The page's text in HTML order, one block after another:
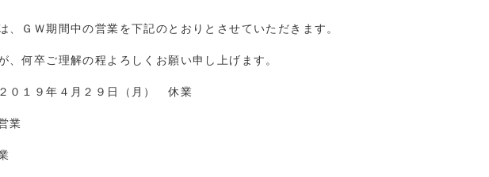
、ＧＷ期間中の営業を下記のとおりとさせていただきます。
、何卒ご理解の程よろしくお願い申し上げます。
０１９年４月２９日（月） 休業
業